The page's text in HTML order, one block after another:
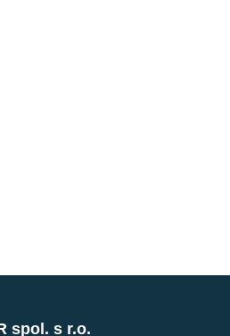
spol. s r.o.